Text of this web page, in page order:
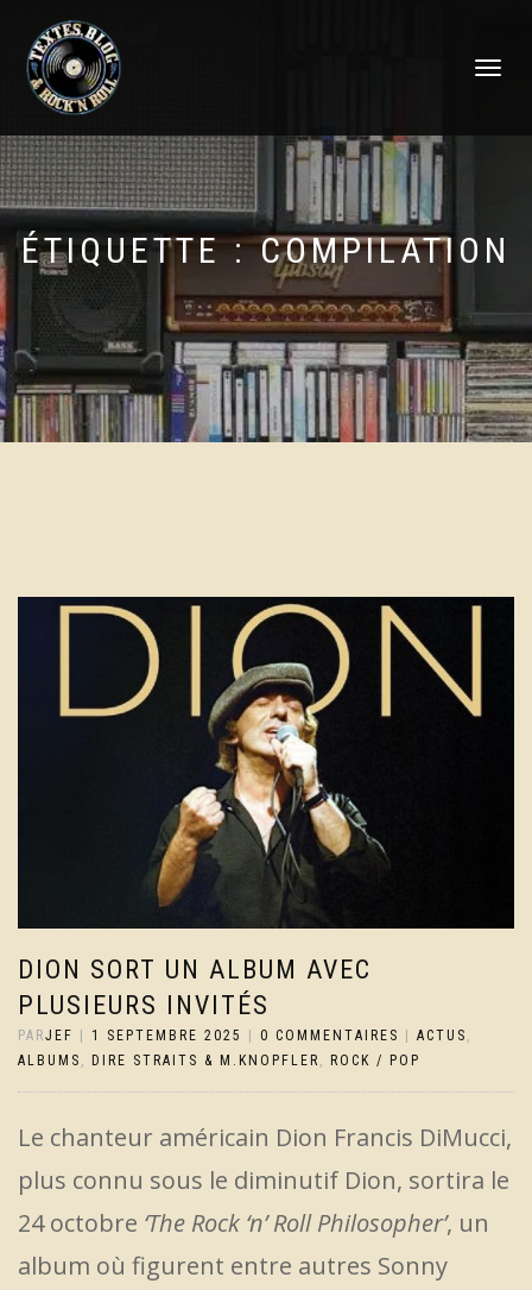
DÉPLIER
ÉTIQUETTE :COMPILATION
DION SORT UN ALBUM AVEC
PLUSIEURS INVITÉS
PARJEF | 1 SEPTEMBRE 2025 | 0 COMMENTAIRES | ACTUS
ALBUMS
DIRE STRAITS & M.KNOPFLER ROCK / POP
Le chanteur américain Dion Francis DiMucci,
plus connu sous le diminutif Dion, sortira le
24 octobre ‘The Rock ‘n’ Roll Philosopher’, un
album où figurent entre autres Sonny